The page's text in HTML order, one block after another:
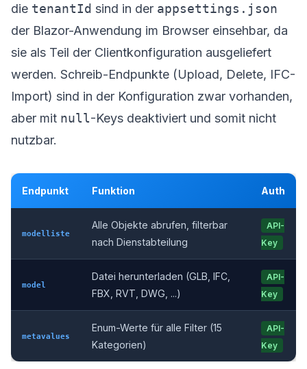
die tenantId sind in der appsettings.json
der Blazor-Anwendung im Browser einsehbar, da
sie als Teil der Clientkonfiguration ausgeliefert
werden. Schreib-Endpunkte (Upload, Delete, IFC-
Import) sind in der Konfiguration zwar vorhanden,
aber mit null-Keys deaktiviert und somit nicht
nutzbar.
Endpunkt Funktion Auth
modelliste
Alle Objekte abrufen, filterbar
nach Dienstabteilung
API-
Key
model
Datei herunterladen (GLB, IFC,
FBX, RVT, DWG, ...)
API-
Key
metavalues
Enum-Werte für alle Filter (15
Kategorien)
API-
Key